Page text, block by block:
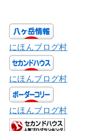
にほんブログ村
にほんブログ村
にほんブログ村